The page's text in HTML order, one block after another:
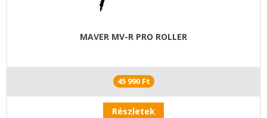
MAVER MV-R PRO ROLLER
45 990 Ft
Részletek